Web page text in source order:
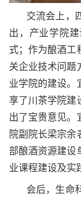
交流会上，
出，产业学院
式；作为酿酒工
关企业技术问题
业学院的建设。
享了川茶学院建
出了宝贵意见。
院副院长梁宗余
部酿酒资源建设
业课程建设及实
会后，生命